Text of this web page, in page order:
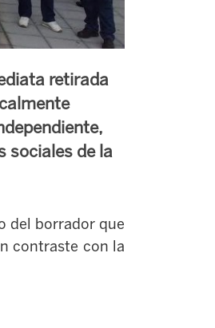
retirada
sociales de la
del borrador que
contraste con la